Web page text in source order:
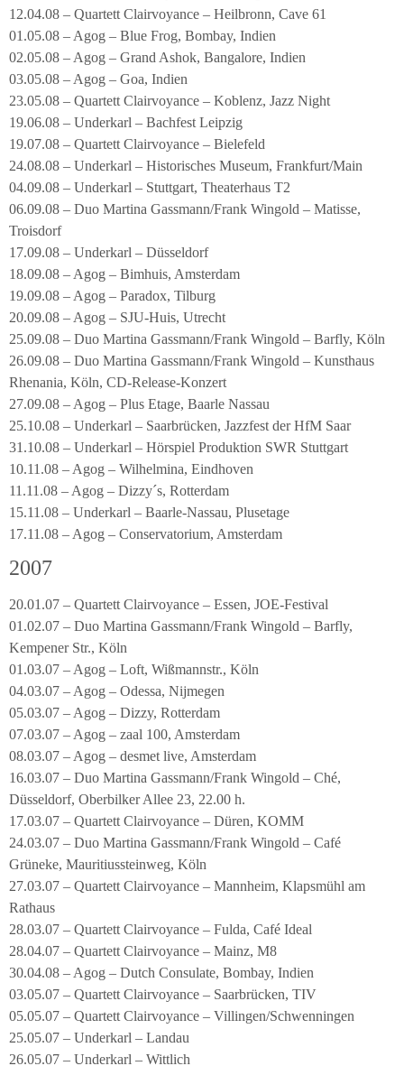
12.04.08 – Quartett Clairvoyance – Heilbronn, Cave 61
01.05.08 – Agog – Blue Frog, Bombay, Indien
02.05.08 – Agog – Grand Ashok, Bangalore, Indien
03.05.08 – Agog – Goa, Indien
23.05.08 – Quartett Clairvoyance – Koblenz, Jazz Night
19.06.08 – Underkarl – Bachfest Leipzig
19.07.08 – Quartett Clairvoyance – Bielefeld
24.08.08 – Underkarl – Historisches Museum, Frankfurt/Main
04.09.08 – Underkarl – Stuttgart, Theaterhaus T2
06.09.08 – Duo Martina Gassmann/Frank Wingold – Matisse,
Troisdorf
17.09.08 – Underkarl – Düsseldorf
18.09.08 – Agog – Bimhuis, Amsterdam
19.09.08 – Agog – Paradox, Tilburg
20.09.08 – Agog – SJU-Huis, Utrecht
25.09.08 – Duo Martina Gassmann/Frank Wingold – Barfly, Köln
26.09.08 – Duo Martina Gassmann/Frank Wingold – Kunsthaus
Rhenania, Köln, CD-Release-Konzert
27.09.08 – Agog – Plus Etage, Baarle Nassau
25.10.08 – Underkarl – Saarbrücken, Jazzfest der HfM Saar
31.10.08 – Underkarl – Hörspiel Produktion SWR Stuttgart
10.11.08 – Agog – Wilhelmina, Eindhoven
11.11.08 – Agog – Dizzy´s, Rotterdam
15.11.08 – Underkarl – Baarle-Nassau, Plusetage
17.11.08 – Agog – Conservatorium, Amsterdam
2007
20.01.07 – Quartett Clairvoyance – Essen, JOE-Festival
01.02.07 – Duo Martina Gassmann/Frank Wingold – Barfly,
Kempener Str., Köln
01.03.07 – Agog – Loft, Wißmannstr., Köln
04.03.07 – Agog – Odessa, Nijmegen
05.03.07 – Agog – Dizzy, Rotterdam
07.03.07 – Agog – zaal 100, Amsterdam
08.03.07 – Agog – desmet live, Amsterdam
16.03.07 – Duo Martina Gassmann/Frank Wingold – Ché,
Düsseldorf, Oberbilker Allee 23, 22.00 h.
17.03.07 – Quartett Clairvoyance – Düren, KOMM
24.03.07 – Duo Martina Gassmann/Frank Wingold – Café
Grüneke, Mauritiussteinweg, Köln
27.03.07 – Quartett Clairvoyance – Mannheim, Klapsmühl am
Rathaus
28.03.07 – Quartett Clairvoyance – Fulda, Café Ideal
28.04.07 – Quartett Clairvoyance – Mainz, M8
30.04.08 – Agog – Dutch Consulate, Bombay, Indien
03.05.07 – Quartett Clairvoyance – Saarbrücken, TIV
05.05.07 – Quartett Clairvoyance – Villingen/Schwenningen
25.05.07 – Underkarl – Landau
26.05.07 – Underkarl – Wittlich